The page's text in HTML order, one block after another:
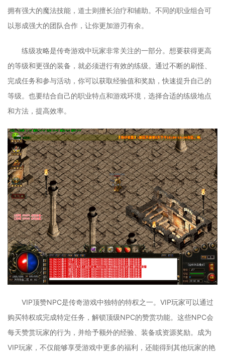
拥有强大的魔法技能，道士则擅长治疗和辅助。不同的职业组合可
以形成强大的团队合作，让你更加游刃有余。
练级攻略是传奇游戏中玩家非常关注的一部分。想要获得更高
的等级和更强的装备，就必须进行有效的练级。通过不断的刷怪、
完成任务和参与活动，你可以获取经验值和奖励，快速提升自己的
等级。也要结合自己的职业特点和游戏环境，选择合适的练级地点
和方法，提高效率。
VIP顶赞NPC是传奇游戏中独特的特权之一。VIP玩家可以通过
购买特权或完成特定任务，解锁顶级NPC的赞赏功能。这些NPC会
每天赞赏玩家的行为，并给予额外的经验、装备或资源奖励。成为
VIP玩家，不仅能够享受游戏中更多的福利，还能得到其他玩家的艳